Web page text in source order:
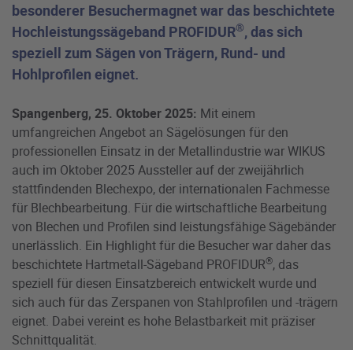
besonderer Besuchermagnet war das beschichtete
Hochleistungssägeband PROFIDUR®, das sich
speziell zum Sägen von Trägern, Rund- und
Hohlprofilen eignet.
Spangenberg, 25. Oktober 2025: Mit einem
umfangreichen Angebot an Sägelösungen für den
professionellen Einsatz in der Metallindustrie war WIKUS
auch im Oktober 2025 Aussteller auf der zweijährlich
stattfindenden Blechexpo, der internationalen Fachmesse
für Blechbearbeitung. Für die wirtschaftliche Bearbeitung
von Blechen und Profilen sind leistungsfähige Sägebänder
unerlässlich. Ein Highlight für die Besucher war daher das
beschichtete Hartmetall-Sägeband PROFIDUR®, das
speziell für diesen Einsatzbereich entwickelt wurde und
sich auch für das Zerspanen von Stahlprofilen und -trägern
eignet. Dabei vereint es hohe Belastbarkeit mit präziser
Schnittqualität.